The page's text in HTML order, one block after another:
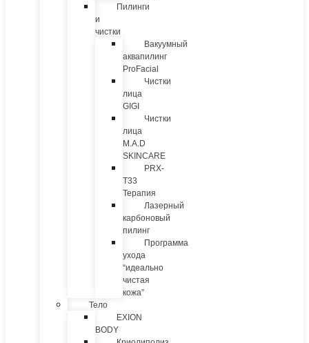
Пилинги
и
чистки
Вакуумный
аквапилинг
ProFacial
Чистки
лица
GIGI
Чистки
лица
M.A.D
SKINCARE
PRX-
T33
Терапия
Лазерный
карбоновый
пилинг
Программа
ухода
“идеально
чистая
кожа”
Тело
EXION
BODY